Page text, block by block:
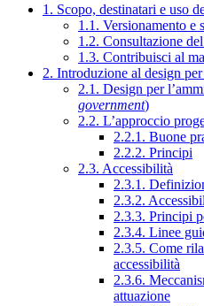
1. Scopo, destinatari e uso
1.1. Versionamento e
1.2. Consultazione
1.3. Contribuisci al
2. Introduzione al design
2.1. Design per
government)
2.2. L’approccio
2.2.1. Buone
2.2.2. Principi
2.3. Accessibilità
2.3.1.
2.3.2.
2.3.3. Principi
2.3.4. Linee
2.3.5. Come
accessibilità
2.3.6.
attuazione